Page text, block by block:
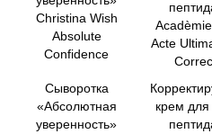
Сыворотка
«Абсолютная
уверенность»
крем для